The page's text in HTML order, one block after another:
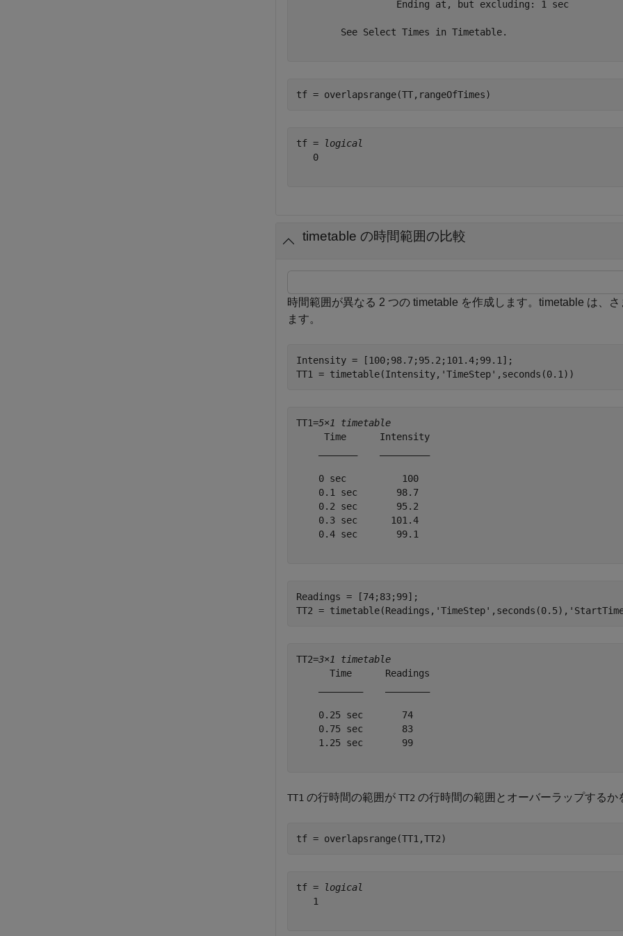
tf = overlapsrange(TT,rangeOfTimes)
tf =
logical
   0
timetable の時間範囲の比較
時間範囲が異なる 2 つの timetable を作成します。timetable は、
ます。
Intensity = [100;98.7;95.2;101.4;99.1];
TT1 = timetable(Intensity, 'TimeStep' ,seconds(0.1))
TT1=5×1 timetable
     Time      Intensity
    0 sec          100
    0.1 sec       98.7
    0.2 sec       95.2
    0.3 sec      101.4
    0.4 sec       99.1
Readings = [74;83;99];
TT2 = timetable(Readings, 'TimeStep' ,seconds(0.5),
TT2=3×1 timetable
      Time      Readings
    0.25 sec       74
    0.75 sec       83
    1.25 sec       99
TT1 の行時間の範囲が TT2 の行時間の範囲とオーバーラップするか
tf = overlapsrange(TT1,TT2)
tf =
logical
   1